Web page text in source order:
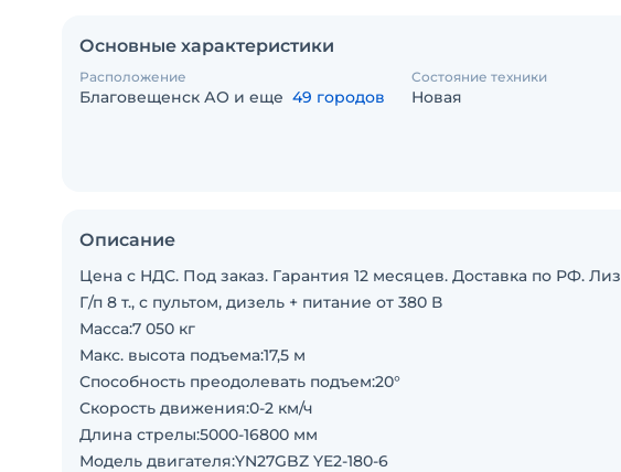
Основные характеристики
Расположение
Благовещенск АО и еще 49 городов
Состояние техники
Новая
Описание
Цена с НДС. Под заказ. Гарантия 12 месяцев. Доставка по РФ.
Г/п 8 т., с пультом, дизель + питание от 380 В
Масса:7 050 кг
Макс. высота подъема:17,5 м
Способность преодолевать подъем:20°
Скорость движения:0-2 км/ч
Длина стрелы:5000-16800 мм
Модель двигателя:YN27GBZ YE2-180-6